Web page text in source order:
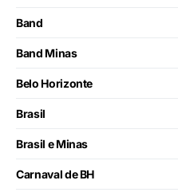
Band
Band Minas
Belo Horizonte
Brasil
Brasil e Minas
Carnaval de BH